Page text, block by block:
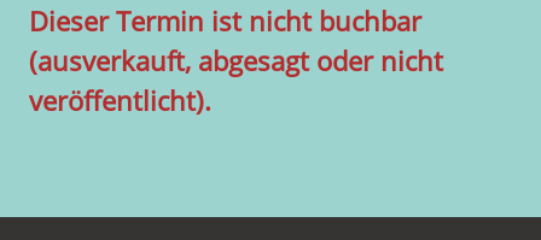
Dieser Termin ist nicht buchbar
(ausverkauft, abgesagt oder nicht
veröffentlicht).